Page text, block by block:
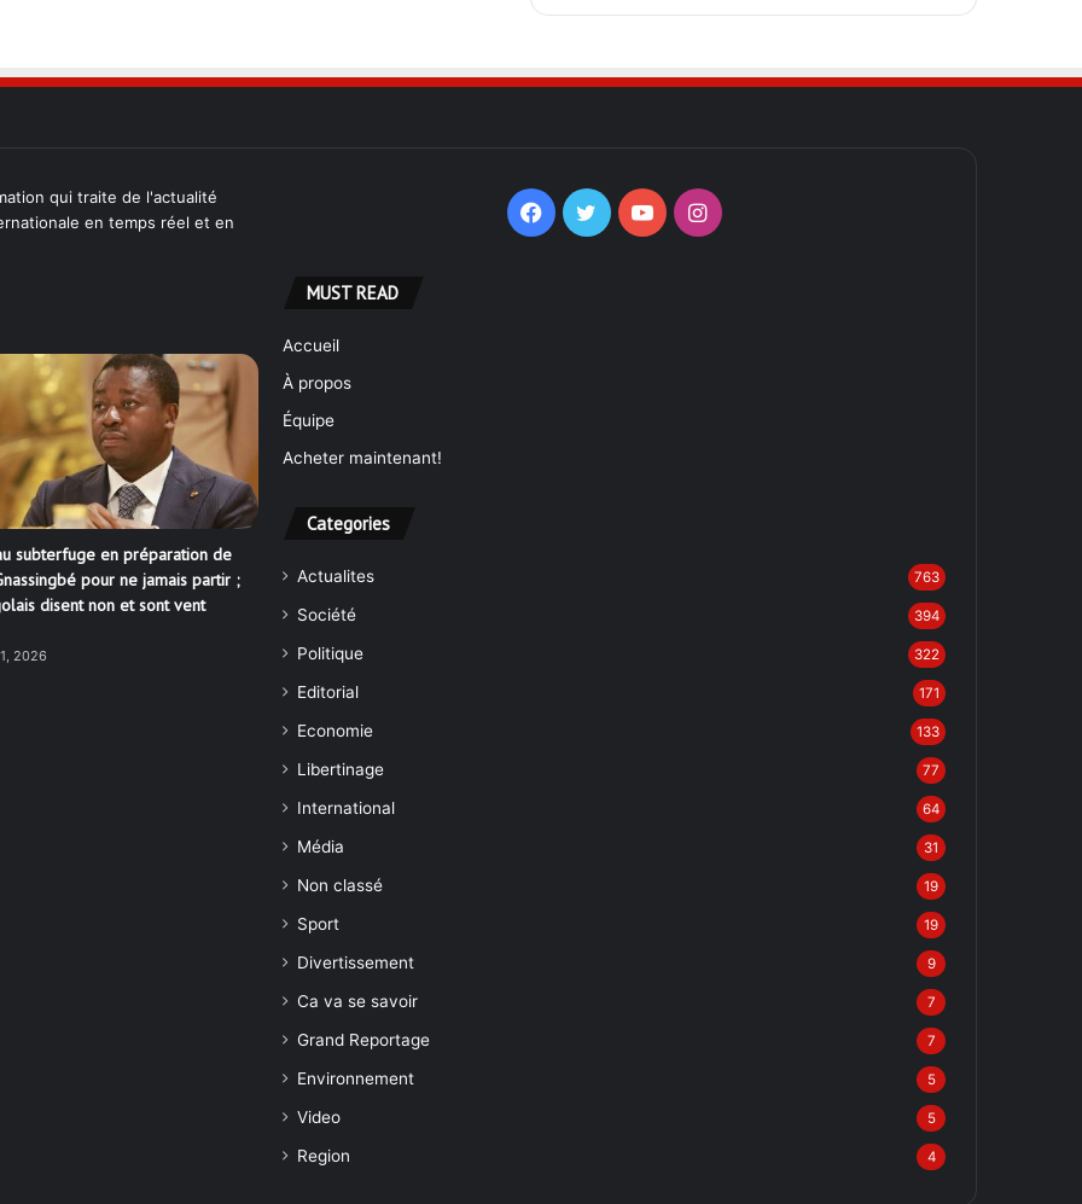
qui traite de l'actualité
en temps réel et en
subterfuge en préparation de
pour ne jamais partir ;
disent non et sont vent
2026
Facebook
TwitterYouTubeInstagram
MUST READ
Accueil
À propos
Équipe
Acheter maintenant!
Categories
Actualites 763
Société 394
Politique 322
Editorial 171
Economie 133
Libertinage 77
International 64
Média 31
Non classé 19
Sport 19
Divertissement 9
Ca va se savoir 7
Grand Reportage 7
Environnement 5
Video 5
Region 4